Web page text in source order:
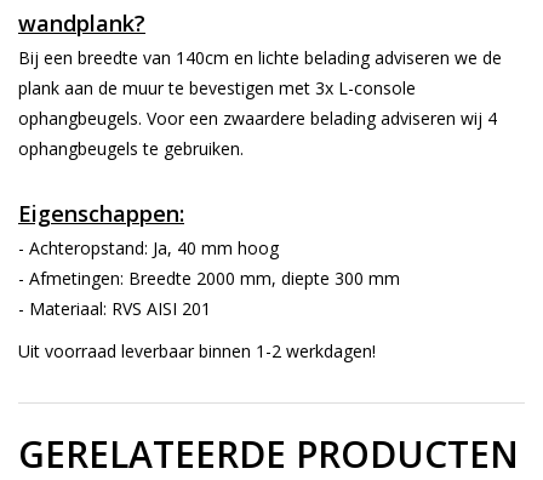
wandplank?
Bij een breedte van 140cm en lichte belading adviseren we de
plank aan de muur te bevestigen met 3x L-console
ophangbeugels. Voor een zwaardere belading adviseren wij 4
ophangbeugels te gebruiken.
Eigenschappen:
- Achteropstand: Ja, 40 mm hoog
- Afmetingen: Breedte 2000 mm, diepte 300 mm
- Materiaal: RVS AISI 201
Uit voorraad leverbaar binnen 1-2 werkdagen!
GERELATEERDE PRODUCTEN